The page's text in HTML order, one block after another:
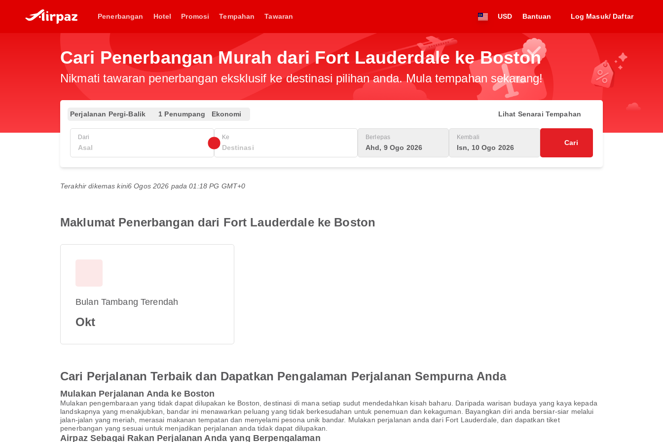
Penerbangan Hotel Promosi Tempahan Tawaran USD Bantuan Log Masuk/ Daftar
Cari Penerbangan Murah dari Fort Lauderdale ke Boston
Nikmati tawaran penerbangan eksklusif ke destinasi pilihan anda. Mula tempahan sekarang!
Perjalanan Pergi-Balik 1 Penumpang Ekonomi Lihat Senarai Tempahan
Dari Ke Berlepas
Ahd, 9 Ogo 2026
Kembali
Isn, 10 Ogo 2026
Cari
Terakhir dikemas kini6 Ogos 2026 pada 01:18 PG GMT+0
Maklumat Penerbangan dari Fort Lauderdale ke Boston
Bulan Tambang Terendah
Okt
Cari Perjalanan Terbaik dan Dapatkan Pengalaman Perjalanan Sempurna Anda
Mulakan Perjalanan Anda ke Boston
Mulakan pengembaraan yang tidak dapat dilupakan ke Boston, destinasi di mana setiap sudut mendedahkan kisah baharu. Daripada warisan budaya yang kaya kepada
landskapnya yang menakjubkan, bandar ini menawarkan peluang yang tidak berkesudahan untuk penemuan dan kekaguman. Bayangkan diri anda bersiar-siar melalui
jalan-jalan yang meriah, merasai makanan tempatan dan menyelami pesona unik bandar. Mulakan perjalanan anda dari Fort Lauderdale, dan dapatkan tiket
penerbangan yang sesuai untuk menjadikan perjalanan anda tidak dapat dilupakan.
Airpaz Sebagai Rakan Perjalanan Anda yang Berpengalaman